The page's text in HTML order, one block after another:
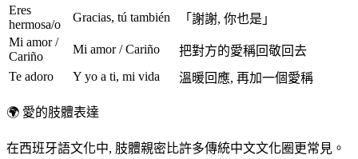
Eres
hermosa/o
Gracias, tú también
「謝謝, 你也是」
Mi amor /
Cariño
Mi amor / Cariño
把對方的愛稱回敬回去
Te adoro
Y yo a ti, mi vida 溫暖回應, 再加一個愛稱
🌍 愛的肢體表達
在西班牙語文化中, 肢體親密比許多傳統中文文化圈更常見。